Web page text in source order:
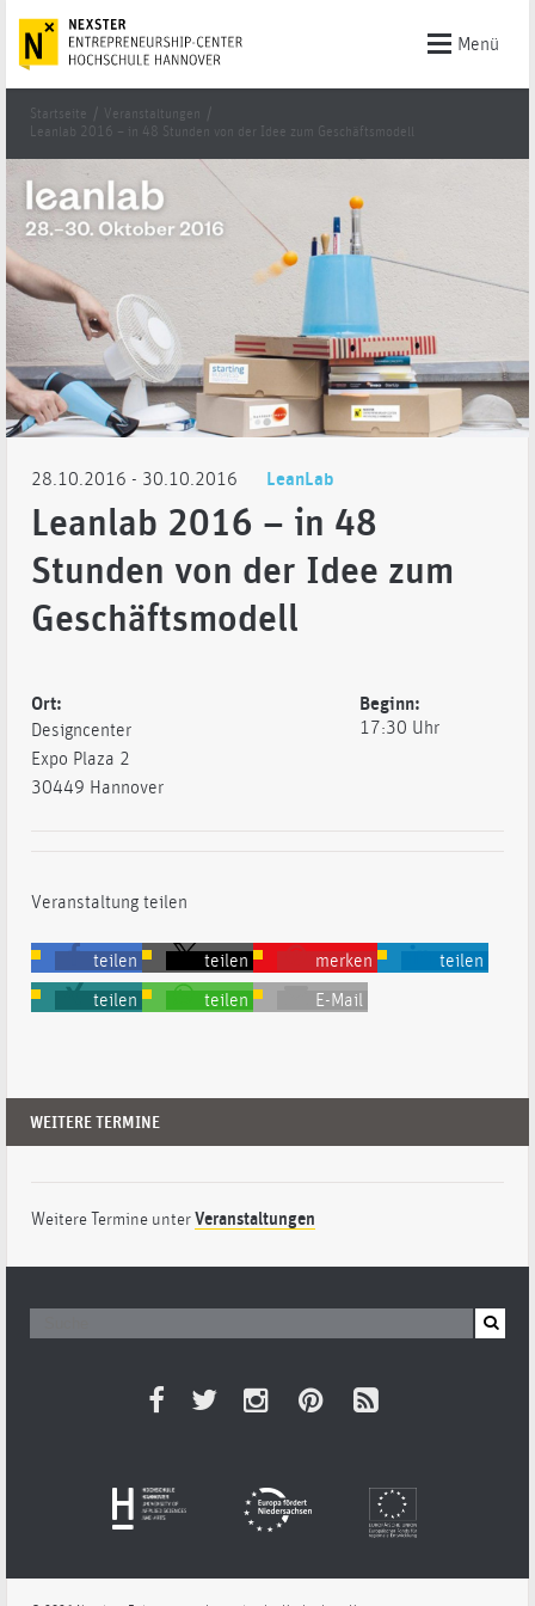
Menü
Startseite / Veranstaltungen
/
Leanlab 2016 – in 48 Stunden von der Idee zum Geschäftsmodell
28.10.2016 - 30.10.2016 LeanLab
Leanlab 2016 – in 48
Stunden von der Idee zum
Geschäftsmodell
Ort:
Designcenter
Expo Plaza 2
30449 Hannover
Beginn:
17:30 Uhr
Veranstaltung teilen
teilen teilen merken teilen
teilen teilen E-Mail
WEITERE TERMINE
Weitere Termine unter Veranstaltungen